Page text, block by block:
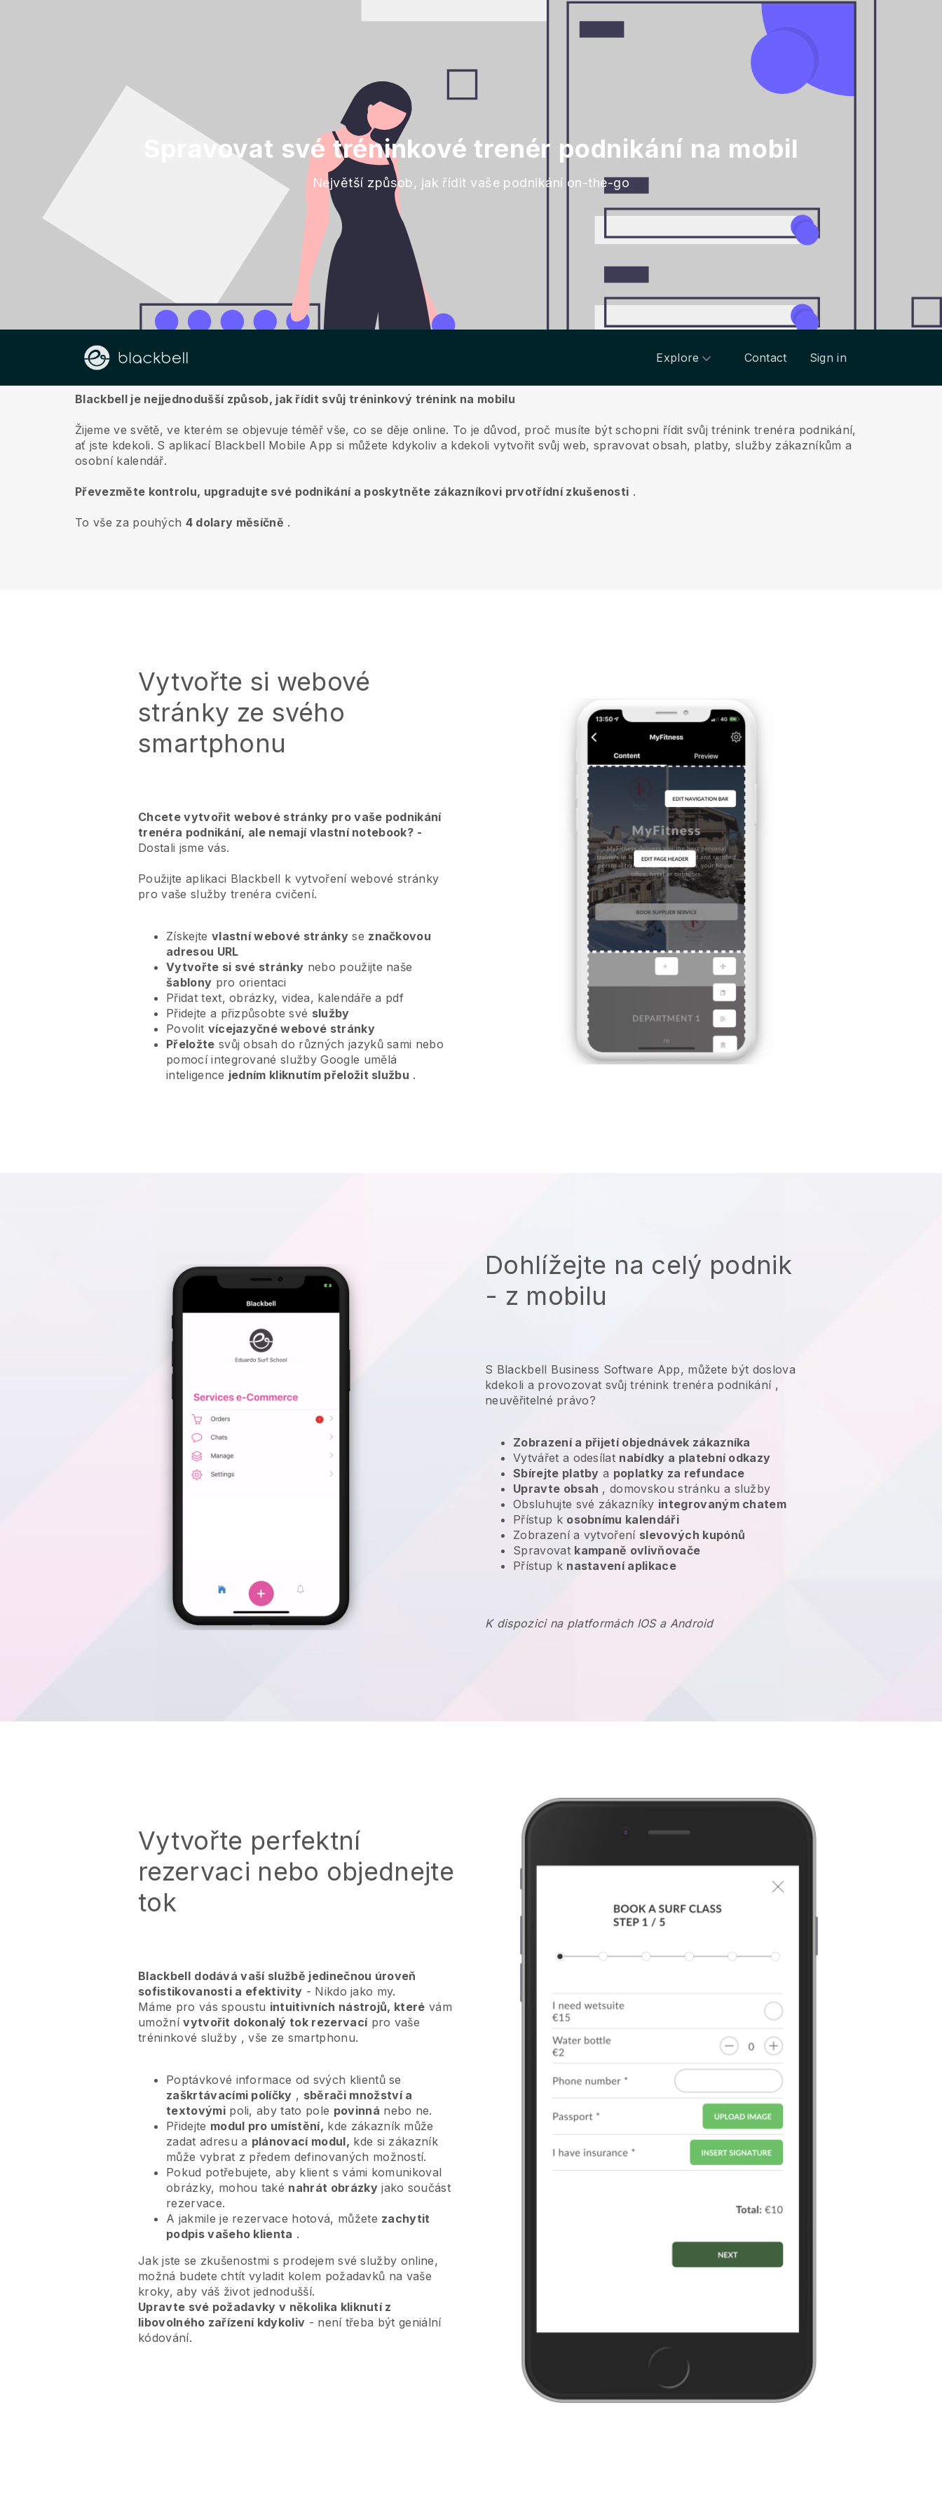
Spravovat své tréninkové trenér podnikání na mobil
Největší způsob, jak řídit vaše podnikání on-the-go
Explore Contact Sign in
O nás
Blackbell je nejjednodušší způsob, jak řídit svůj tréninkový trénink na mobilu
Žijeme ve světě, ve kterém se objevuje téměř vše, co se děje online. To je důvod, proč musíte být schopni řídit svůj trénink trenéra podnikání,
ať jste kdekoli. S aplikací Blackbell Mobile App si můžete kdykoliv a kdekoli vytvořit svůj web, spravovat obsah, platby, služby zákazníkům a
osobní kalendář.
Převezměte kontrolu, upgradujte své podnikání a poskytněte zákazníkovi prvotřídní zkušenosti .
To vše za pouhých 4 dolary měsíčně .
Vytvořte si webové
stránky ze svého
smartphonu
Chcete vytvořit webové stránky pro vaše podnikání
trenéra podnikání, ale nemají vlastní notebook? -
Dostali jsme vás.
Použijte aplikaci Blackbell k vytvoření webové stránky
pro vaše služby trenéra cvičení.
Získejte vlastní webové stránkyse značkovou
adresou URL
Vytvořte si své stránky nebo použijte naše
šablony pro orientaci
Přidat text, obrázky, videa, kalendáře a pdf
Přidejte a přizpůsobte své služby
Povolit vícejazyčné webové stránky
Přeložte svůj obsah do různých jazyků sami nebo
pomocí integrované služby Google umělá
inteligence jedním kliknutím přeložit službu .
Dohlížejte na celý podnik
- z mobilu
S Blackbell Business Software App, můžete být doslova
kdekoli a provozovat svůj trénink trenéra podnikání,
neuvěřitelné právo?
Zobrazení a přijetí objednávek zákazníka
Vytvářet a odesílat nabídky a platební odkazy
Sbírejte platby a poplatky za refundace
Upravte obsah , domovskou stránku a služby
Obsluhujte své zákazníky integrovaným chatem
Přístup k osobnímu kalendáři
Zobrazení a vytvoření slevových kupónů
Spravovat kampaně ovlivňovače
Přístup k nastavení aplikace
K dispozici na platformách IOS a Android
Vytvořte perfektní
rezervaci nebo objednejte
tok
Blackbell dodává vaší službě jedinečnou úroveň
sofistikovanosti a efektivity - Nikdo jako my.
Máme pro vás spoustu intuitivních nástrojů, které vám
umožnívytvořit dokonalý tok rezervací pro vaše
tréninkové služby , vše ze smartphonu.
Poptávkové informace od svých klientů se
zaškrtávacími políčky , sběrači množství a
textovýmipoli, aby tato pole povinná nebo ne.
Přidejte modul pro umístění, kde zákazník může
zadat adresu a plánovací modul, kde si zákazník
může vybrat z předem definovaných možností.
Pokud potřebujete, aby klient s vámi komunikoval
obrázky, mohou také nahrát obrázkyjako součást
rezervace.
A jakmile je rezervace hotová, můžete zachytit
podpis vašeho klienta .
Jak jste se zkušenostmi s prodejem své služby online,
možná budete chtít vyladit kolem požadavků na vaše
kroky, aby váš život jednodušší.
Upravte své požadavky v několika kliknutí z
libovolného zařízení kdykoliv - není třeba být geniální
kódování.